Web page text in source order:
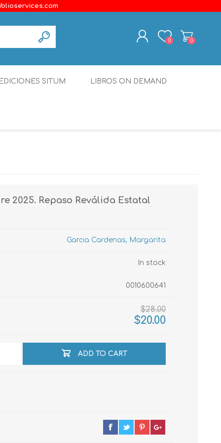
0 0
EDICIONES SITUM LIBROS ON DEMAND
2025. Repaso Reválida Estatal
Garcia Cardenas, Margarita
In stock
0010600641
$28.00
$20.00
ADD TO CART